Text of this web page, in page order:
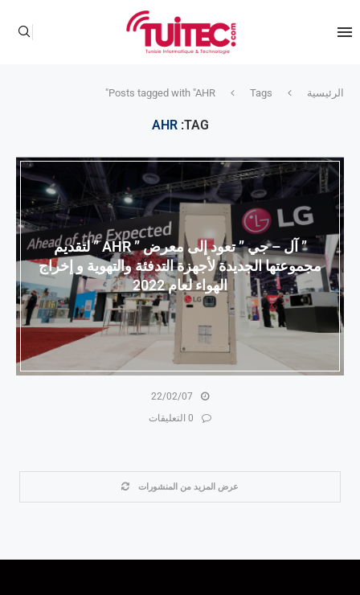
الرئيسية Tags
Posts tagged with "AHR"
TAG:
AHR
” آل – جي ” تعود إلى معرض ” AHR ” لتقديم
مجموعتها الجديدة لأجهزة التدفئة والتهوية و إخراج
الهواء لعام 2022
22/02/07
0 التعليقات
عرض المزيد من المنشورات